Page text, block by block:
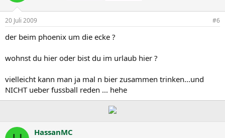
20 Juli 2009 #6
der beim phoenix um die ecke ?
wohnst du hier oder bist du im urlaub hier ?
vielleicht kann man ja mal n bier zusammen trinken...und
NICHT ueber fussball reden ... hehe
HassanMC